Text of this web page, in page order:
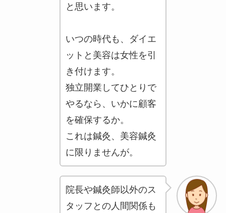
と思います。
いつの時代も、ダイエ
ットと美容は女性を引
き付けます。
独立開業してひとりで
やるなら、いかに顧客
を確保するか。
これは鍼灸、美容鍼灸
に限りませんが。
院長や鍼灸師以外のス
タッフとの人間関係も